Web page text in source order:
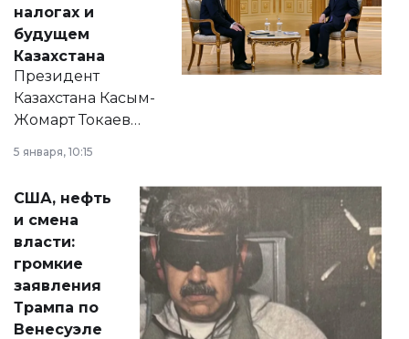
налогах и
будущем
Казахстана
Президент
Казахстана Касым-
Жомарт Токаев
сразу несколько
актуальных тем —
от слухов о
политических
реформах до
вопросов армии,
экономики и
личного здоровья.
5 января, 10:15
США, нефть
и смена
власти:
громкие
заявления
Трампа по
Венесуэле